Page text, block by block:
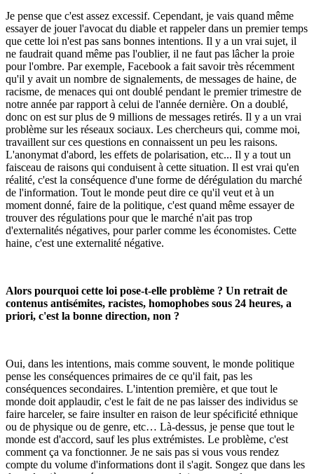
Je pense que c'est assez excessif. Cependant, je vais quand même
essayer de jouer l'avocat du diable et rappeler dans un premier temps
que cette loi n'est pas sans bonnes intentions. Il y a un vrai sujet, il
ne faudrait quand même pas l'oublier, il ne faut pas lâcher la proie
pour l'ombre. Par exemple, Facebook a fait savoir très récemment
qu'il y avait un nombre de signalements, de messages de haine, de
racisme, de menaces qui ont doublé pendant le premier trimestre de
notre année par rapport à celui de l'année dernière. On a doublé,
donc on est sur plus de 9 millions de messages retirés. Il y a un vrai
problème sur les réseaux sociaux. Les chercheurs qui, comme moi,
travaillent sur ces questions en connaissent un peu les raisons.
L'anonymat d'abord, les effets de polarisation, etc... Il y a tout un
faisceau de raisons qui conduisent à cette situation. Il est vrai qu'en
réalité, c'est la conséquence d'une forme de dérégulation du marché
de l'information. Tout le monde peut dire ce qu'il veut et à un
moment donné, faire de la politique, c'est quand même essayer de
trouver des régulations pour que le marché n'ait pas trop
d'externalités négatives, pour parler comme les économistes. Cette
haine, c'est une externalité négative.
Alors pourquoi cette loi pose-t-elle problème ? Un retrait de
contenus antisémites, racistes, homophobes sous 24 heures, a
priori, c'est la bonne direction, non ?
Oui, dans les intentions, mais comme souvent, le monde politique
pense les conséquences primaires de ce qu'il fait, pas les
conséquences secondaires. L'intention première, et que tout le
monde doit applaudir, c'est le fait de ne pas laisser des individus se
faire harceler, se faire insulter en raison de leur spécificité ethnique
ou de physique ou de genre, etc… Là-dessus, je pense que tout le
monde est d'accord, sauf les plus extrémistes. Le problème, c'est
comment ça va fonctionner. Je ne sais pas si vous vous rendez
compte du volume d'informations dont il s'agit. Songez que dans les